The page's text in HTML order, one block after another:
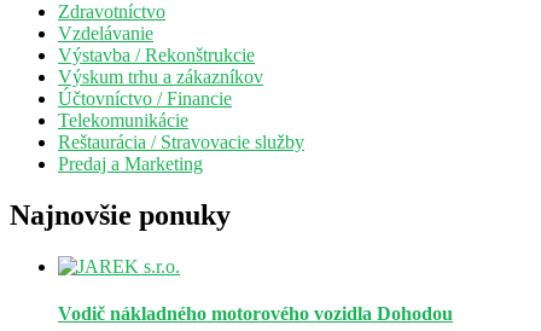
Zdravotníctvo
Vzdelávanie
Výstavba / Rekonštrukcie
Výskum trhu a zákazníkov
Účtovníctvo / Financie
Telekomunikácie
Reštaurácia / Stravovacie služby
Predaj a Marketing
Najnovšie ponuky
Vodič nákladného motorového vozidla Dohodou